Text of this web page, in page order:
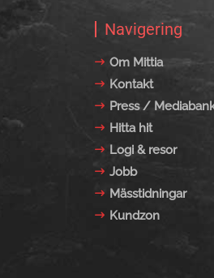
Navigering
Om Mittia
Kontakt
Press /
Hitta hit
Logi & resor
Jobb
Mässtidningar
Kundzon